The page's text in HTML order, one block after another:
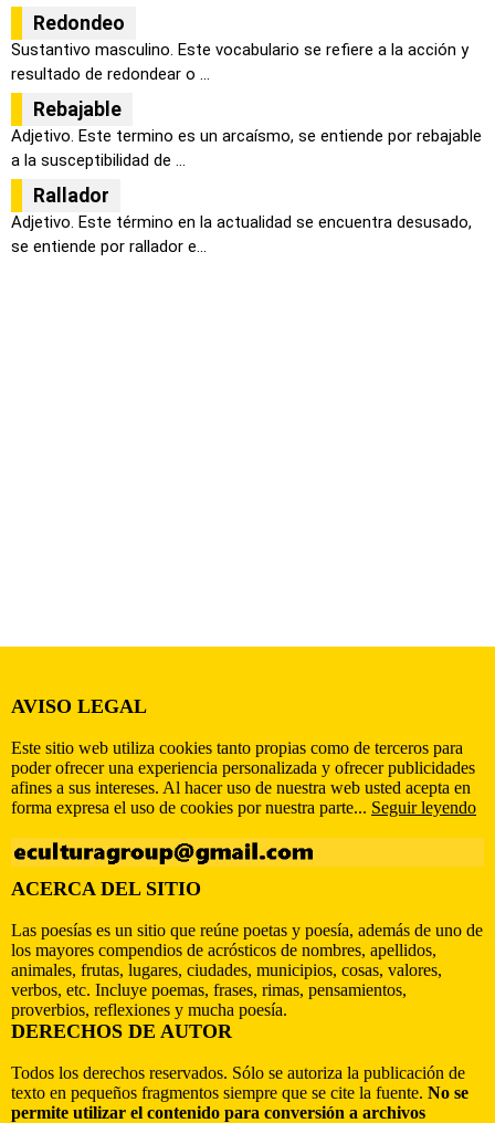
Redondeo
Sustantivo masculino. Este vocabulario se refiere a la acción y
resultado de redondear o ...
Rebajable
Adjetivo. Este termino es un arcaísmo, se entiende por rebajable
a la susceptibilidad de ...
Rallador
Adjetivo. Este término en la actualidad se encuentra desusado,
se entiende por rallador e...
AVISO LEGAL
Este sitio web utiliza cookies tanto propias como de terceros para
poder ofrecer una experiencia personalizada y ofrecer publicidades
afines a sus intereses. Al hacer uso de nuestra web usted acepta en
forma expresa el uso de cookies por nuestra parte... Seguir leyendo
ACERCA DEL SITIO
Las poesías es un sitio que reúne poetas y poesía, además de uno de
los mayores compendios de acrósticos de nombres, apellidos,
animales, frutas, lugares, ciudades, municipios, cosas, valores,
verbos, etc. Incluye poemas, frases, rimas, pensamientos,
proverbios, reflexiones y mucha poesía.
DERECHOS DE AUTOR
Todos los derechos reservados. Sólo se autoriza la publicación de
texto en pequeños fragmentos siempre que se cite la fuente. No se
permite utilizar el contenido para conversión a archivos